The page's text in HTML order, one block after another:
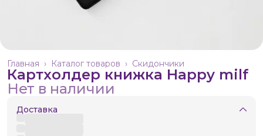
Скидончики
Каталог товаров ›
Главная ›
Картхолдер книжка Happy milf
Нет в наличии
Доставка